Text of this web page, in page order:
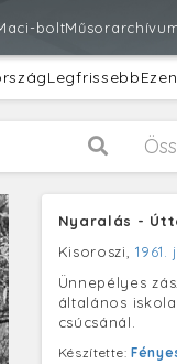
bolt
Legfrissebb
Nyaralás -
Kisoroszi,1961.
Ünnepélyes
általános
csúcsánál.
Készítette: